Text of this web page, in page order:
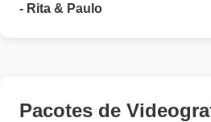
- Rita & Paulo
Pacotes de